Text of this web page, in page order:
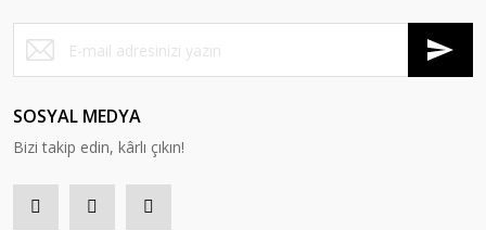
SOSYAL MEDYA
Bizi takip edin, kârlı çıkın!